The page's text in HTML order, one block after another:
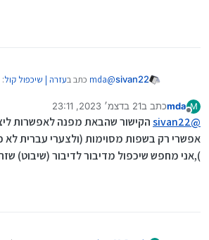
sivan22
@
mda כתב בעזרה | שיכפול קול:
אם אני רוצה להעלות קטע
ולכתוב
שזה יושמע אחר כך בקול
לזכרו וכד')האם זה אפשרי עם
watch?v=TwfigKKNeiQ
M
מנותק
mdaכתב ב21 בדצמ׳ 2023, 23:11
נערך לאחרונה על ידי
@
sivan22הקישור שהבאת מפנה לאפשרות
אפשרי רק בשפות מסוימות (ולצערי עברית לא
),אני מחפש שיכפול מדיבור לדיבור (שיבוט)